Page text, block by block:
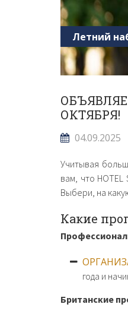
Летний
ОКТЯБРЯ!
04.09.2025
Учитывая
вам, что
Выбери, на
Какие
года и
Британские